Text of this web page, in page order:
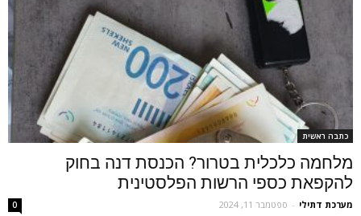
כתבה ראשית
מלחמה כלכלית בטרור? הכנסת דנה בחוק
להקפאת כספי הרשות הפלסטינית
מערכת דתילי - ספטמבר 11, 2024 0